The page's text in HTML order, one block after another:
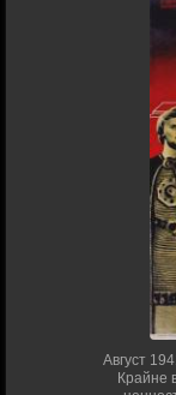
Август
Крайне